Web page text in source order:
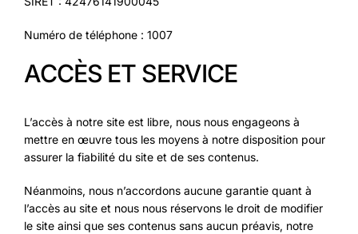
Numéro de téléphone : 1007
ACCÈS ET SERVICE
L’accès à notre site est libre, nous nous engageons à
mettre en œuvre tous les moyens à notre disposition pour
assurer la fiabilité du site et de ses contenus.
Néanmoins, nous n’accordons aucune garantie quant à
l’accès au site et nous nous réservons le droit de modifier
le site ainsi que ses contenus sans aucun préavis, notre